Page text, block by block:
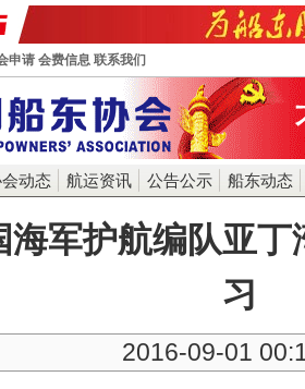
申请 会费信息 联系我们
动态 航运资讯 公告公示 船东动态
海军护航编队亚
习
2016-09-01